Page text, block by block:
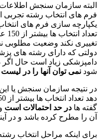
البته سازمان سنجش
فرم های انتخاب رشته تجربی
یکپارچه سازی فرم های
تغییری نکند وضعیت مطلوبی
دولتی که دارای رشته های
دامپزشکی زیاد است حال اگر
شود نمی توان آنها را در لیست 150 تایی قرار داد
در نتیجه سازمان سنجش یا این
گفته ها در حد احتمالات است
آن را مطرح کرده باشد و در
برای اینکه مراحل انتخاب